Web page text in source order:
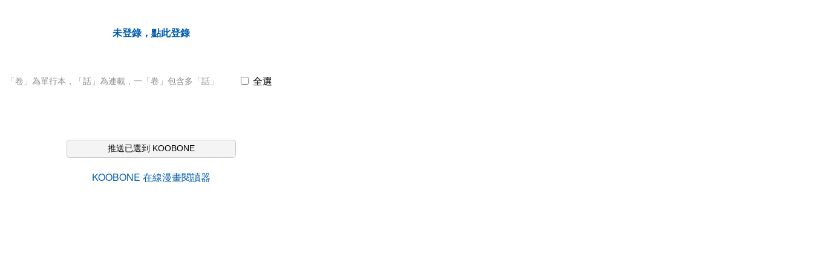
未登錄，點此登錄
「卷」為單行本，「話」為連載，一「卷」包含多「話」 全選
推送已選到 KOOBONE
KOOBONE 在線漫畫閱讀器